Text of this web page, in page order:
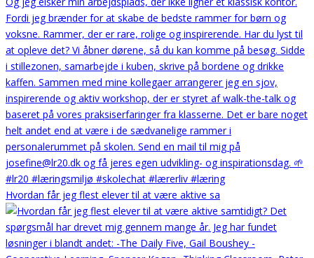
Hvordan får jeg flest elever til at være aktive sa